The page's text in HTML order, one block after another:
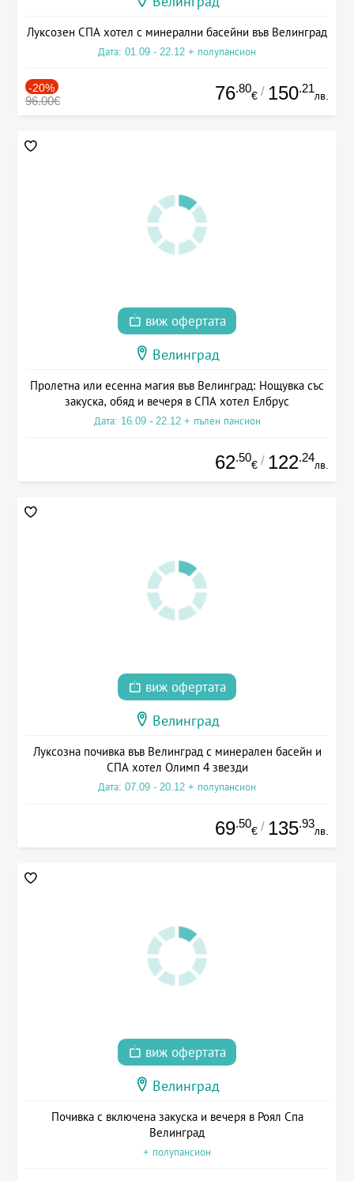
Луксозен СПА хотел с минерални басейни във Велинград
Дата: 01.09 - 22.12 + полупансион
-20%
96.00€ 76.80
€ / 150.21
лв.
виж офертата
Велинград
Пролетна или есенна магия във Велинград: Нощувка със
закуска, обяд и вечеря в СПА хотел Елбрус
Дата: 16.09 - 22.12 + пълен пансион
62.50
€ / 122.24
лв.
виж офертата
Велинград
Луксозна почивка във Велинград с минерален басейн и
СПА хотел Олимп 4 звезди
Дата: 07.09 - 20.12 + полупансион
69.50
€ / 135.93
лв.
виж офертата
Велинград
Почивка с включена закуска и вечеря в Роял Спа
Велинград
+ полупансион